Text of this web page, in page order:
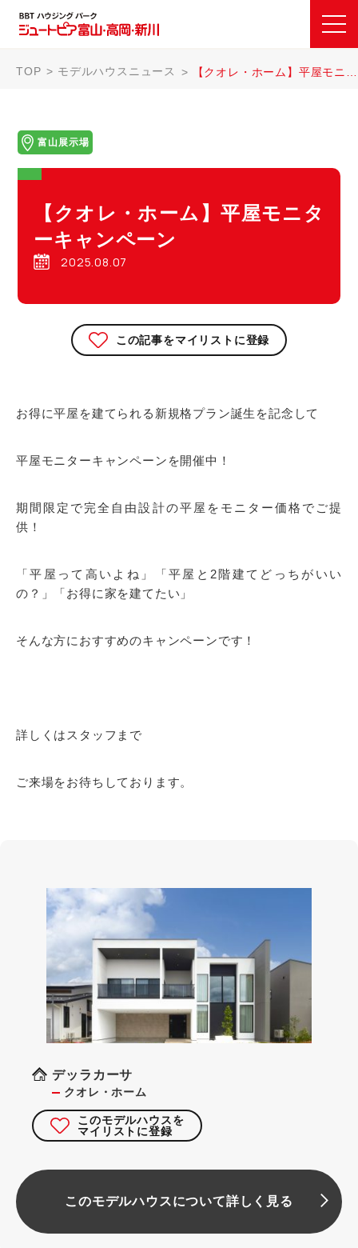
TOP モデルハウスニュース 【クオレ・ホーム】平屋モニターキャンペーン
富山展示場
【クオレ・ホーム】平屋モニタ
ーキャンペーン
2025.08.07
この記事をマイリストに登録
お得に平屋を建てられる新規格プラン誕生を記念して
平屋モニターキャンペーンを開催中！
期間限定で完全自由設計の平屋をモニター価格でご提
供！
「平屋って高いよね」「平屋と2階建てどっちがいい
の？」「お得に家を建てたい」
そんな方におすすめのキャンペーンです！
詳しくはスタッフまで
ご来場をお待ちしております。
デッラカーサ
クオレ・ホーム
このモデルハウスを
マイリストに登録
このモデルハウスについて詳しく見る